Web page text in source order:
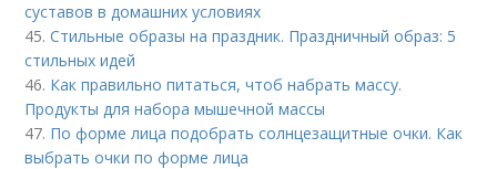
суставов в домашних условиях
45.Стильные образы на праздник. Праздничный образ: 5
стильных идей
46. Как правильно питаться, чтоб набрать массу.
Продукты для набора мышечной массы
47. По форме лица подобрать солнцезащитные очки. Как
выбрать очки по форме лица